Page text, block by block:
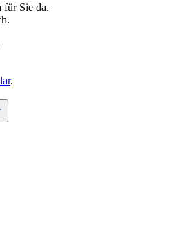
für Sie da.
.